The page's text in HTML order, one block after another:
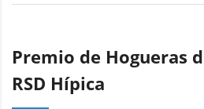
Premio de Hogueras
RSD Hípica